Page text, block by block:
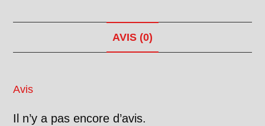
AVIS (0)
Avis
Il n’y a pas encore d’avis.